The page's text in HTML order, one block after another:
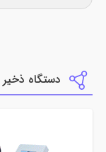
دستگاه